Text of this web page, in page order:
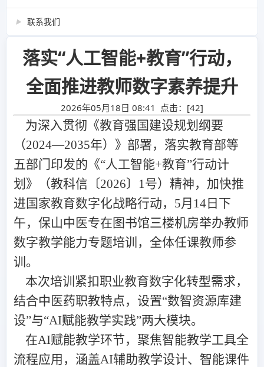
▶ 联系我们
落实“人工智能+教育”行动，
全面推进教师数字素养提升
2026年05月18日 08:41 点击：[42]
为深入贯彻《教育强国建设规划纲要
（2024—2035年）》部署，落实教育部等
五部门印发的《“人工智能+教育”行动计
划》（教科信〔2026〕 1号）精神，加快推
进国家教育数字化战略行动， 5月 14 日下
午，保山中医专在图书馆三楼机房举办教师
数字教学能力专题培训，全体任课教师参
训。
本次培训紧扣职业教育数字化转型需求，
结合中医药职教特点，设置“数智资源库建
设”与“AI赋能教学实践”两大模块。
在AI赋能教学环节，聚焦智能教学工具全
流程应用，涵盖AI辅助教学设计、智能课件